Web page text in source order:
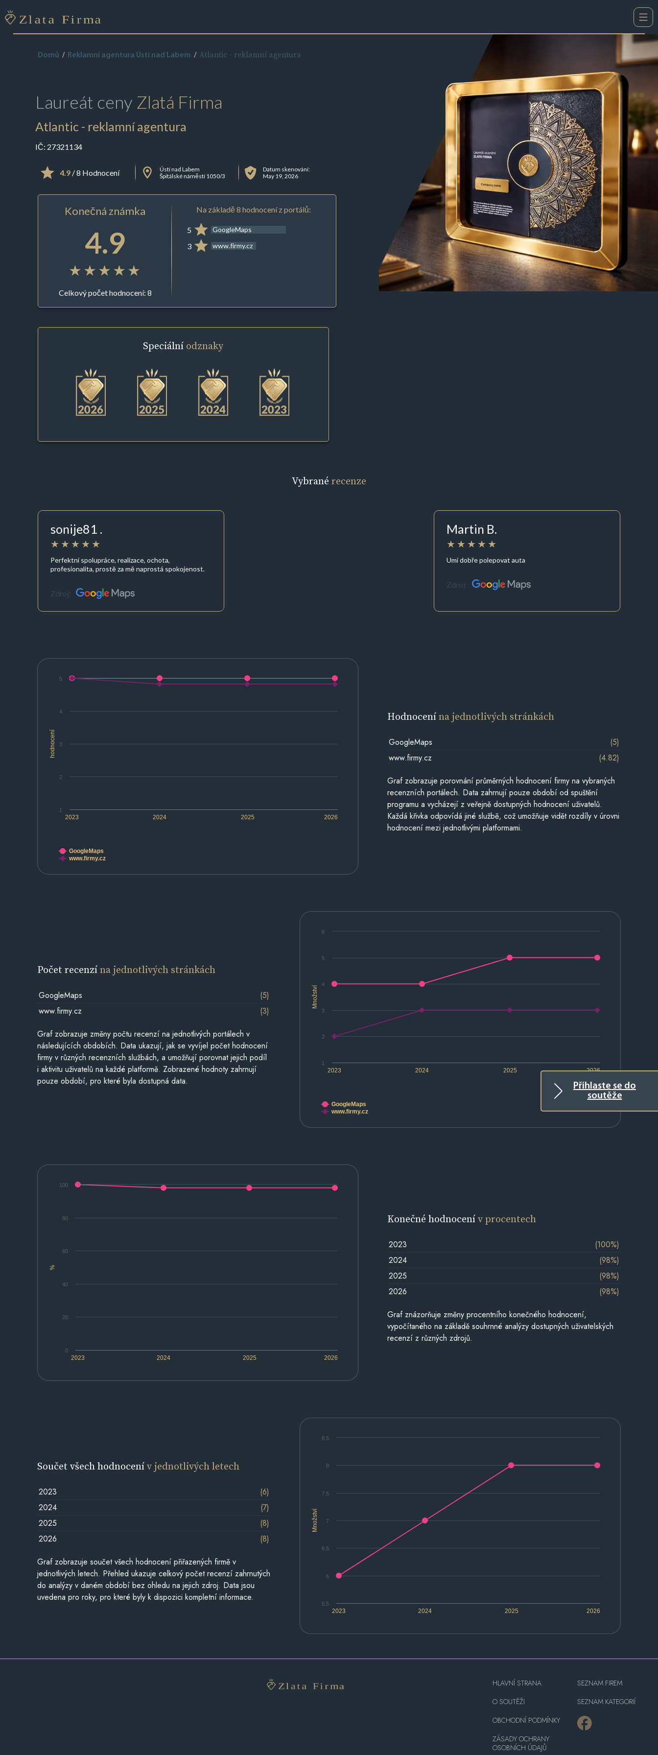
Přihlaste se do
soutěže
Domů Reklamní agentura Ústí nad Labem Atlantic - reklamní agentura
Laureát ceny Zlatá Firma
Atlantic - reklamní agentura
IČ: 27321134
4.9/ 8 Hodnocení
Ústí nad Labem
Špitálské náměstí 1050/3
Datum skenování:
May 19, 2026
Konečná známka
4.9
Celkový počet hodnocení: 8
Na základě 8 hodnocení z portálů:
5 GoogleMaps
3 www.firmy.cz
Speciální odznaky
Vybrané recenze
sonije81 .
Perfektní spolupráce, realizace, ochota,
profesionalita, prostě za mě naprostá spokojenost.
Zdroj:
Martin B.
Umí dobře polepovat auta
Zdroj:
hodnocení
2023 2024 2025 2026
1
2
3
4
5
GoogleMaps
www.firmy.cz
Hodnocenína jednotlivých stránkách
GoogleMaps
(5)
www.firmy.cz
(4.82)
Graf zobrazuje porovnání průměrných hodnocení firmy na vybraných
recenzních portálech. Data zahrnují pouze období od spuštění
programu a vycházejí z veřejně dostupných hodnocení uživatelů.
Každá křivka odpovídá jiné službě, což umožňuje vidět rozdíly v úrovni
hodnocení mezi jednotlivými platformami.
Množství
2023 2024 2025 2026
1
2
3
4
5
6
GoogleMaps
www.firmy.cz
Počet recenzína jednotlivých stránkách
GoogleMaps
(5)
www.firmy.cz
(3)
Graf zobrazuje změny počtu recenzí na jednotlivých portálech v
následujících obdobích. Data ukazují, jak se vyvíjel počet hodnocení
firmy v různých recenzních službách, a umožňují porovnat jejich podíl
i aktivitu uživatelů na každé platformě. Zobrazené hodnoty zahrnují
pouze období, pro které byla dostupná data.
%
2023 2024 2025 2026
0
20
40
60
80
100
Konečné hodnocenív procentech
2023
(100%)
2024
(98%)
2025
(98%)
2026
(98%)
Graf znázorňuje změny procentního konečného hodnocení,
vypočítaného na základě souhrnné analýzy dostupných uživatelských
recenzí z různých zdrojů.
Množství
2023 2024 2025 2026
5.5
6
6.5
7
7.5
8
8.5
Součet všech hodnocenív jednotlivých letech
2023
(6)
2024
(7)
2025
(8)
2026
(8)
Graf zobrazuje součet všech hodnocení přiřazených firmě v
jednotlivých letech. Přehled ukazuje celkový počet recenzí zahrnutých
do analýzy v daném období bez ohledu na jejich zdroj. Data jsou
uvedena pro roky, pro které byly k dispozici kompletní informace.
HLAVNÍ STRANA
O SOUTĚŽI
OBCHODNÍ PODMÍNKY
ZÁSADY OCHRANY
OSOBNÍCH ÚDAJŮ
SEZNAM FIREM
SEZNAM KATEGORIÍ